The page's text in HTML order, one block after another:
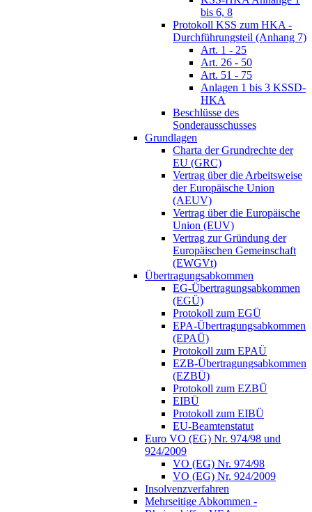
bis 6, 8
Protokoll KSS zum HKA -
Durchführungsteil (Anhang 7)
Art. 1 - 25
Art. 26 - 50
Art. 51 - 75
Anlagen 1 bis 3 KSSD-
HKA
Beschlüsse des
Sonderausschusses
Grundlagen
Charta der Grundrechte der
EU (GRC)
Vertrag über die Arbeitsweise
der Europäische Union
(AEUV)
Vertrag über die Europäische
Union (EUV)
Vertrag zur Gründung der
Europäischen Gemeinschaft
(EWGVt)
Übertragungsabkommen
EG-Übertragungsabkommen
(EGÜ)
Protokoll zum EGÜ
EPA-Übertragungsabkommen
(EPAÜ)
Protokoll zum EPAÜ
EZB-Übertragungsabkommen
(EZBÜ)
Protokoll zum EZBÜ
EIBÜ
Protokoll zum EIBÜ
EU-Beamtenstatut
Euro VO (EG) Nr. 974/98 und
924/2009
VO (EG) Nr. 974/98
VO (EG) Nr. 924/2009
Insolvenzverfahren
Mehrseitige Abkommen -